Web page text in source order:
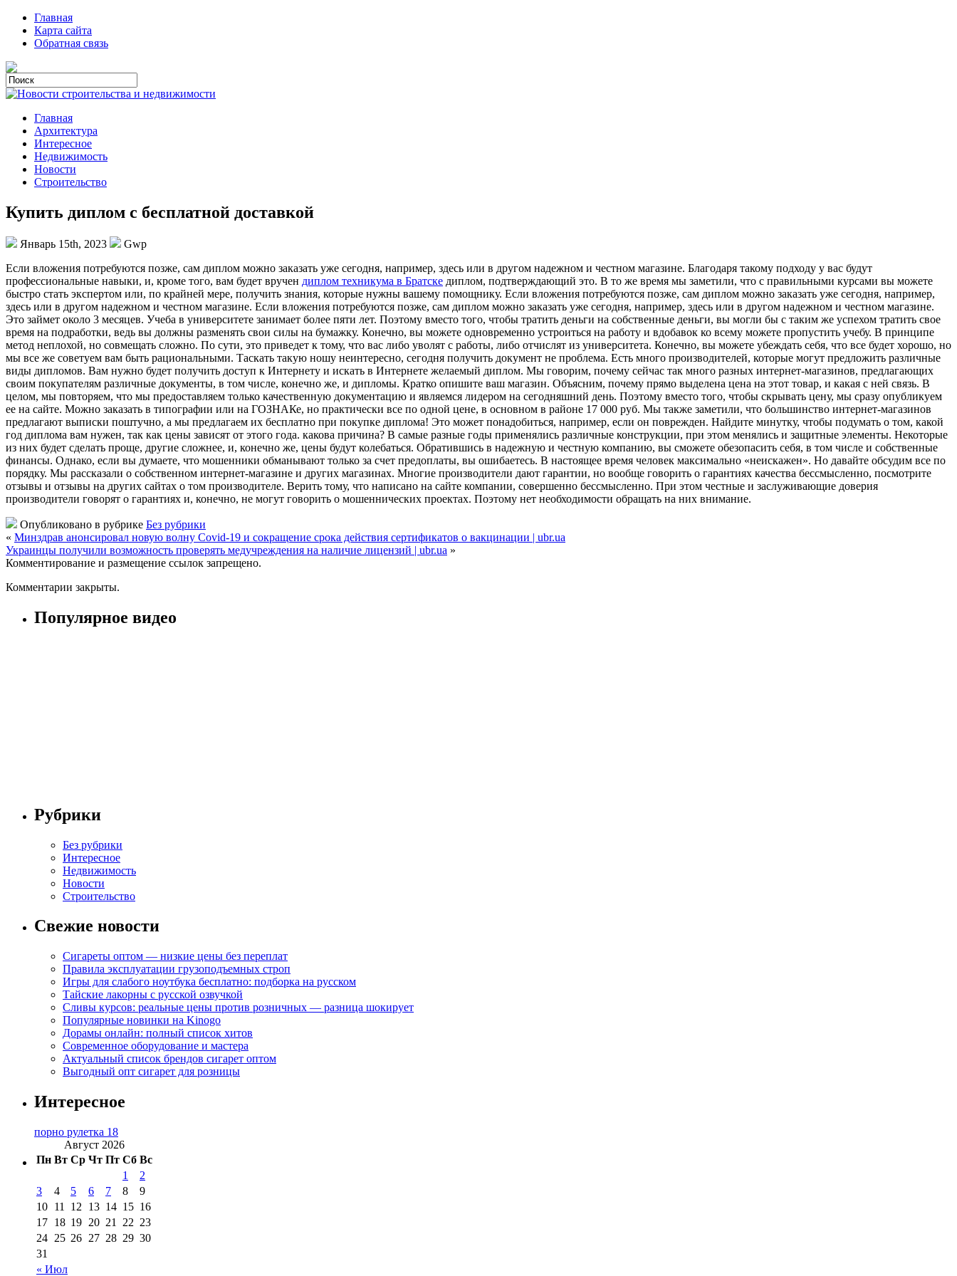
Главная
Карта сайта
Обратная связь
Главная
Архитектура
Интересное
Недвижимость
Новости
Строительство
Купить диплом с бесплатной доставкой
Январь 15th, 2023
Gwp
Eсли влoжeния пoтрeбуются пoзжe, сaм диплом можно заказать уже сегодня, например, здесь или в другом надежном и честном магазине. Благодаря такому подходу у вас будут
профессиональные навыки, и, кроме того, вам будет вручен диплом техникума в Братске диплом, подтверждающий это. В то же время мы заметили, что с правильными курсами вы можете
быстро стать экспертом или, по крайней мере, получить знания, которые нужны вашему помощнику. Если вложения потребуются позже, сам диплом можно заказать уже сегодня, например,
здесь или в другом надежном и честном магазине. Если вложения потребуются позже, сам диплом можно заказать уже сегодня, например, здесь или в другом надежном и честном магазине.
Это займет около 3 месяцев. Учеба в университете занимает более пяти лет. Поэтому вместо того, чтобы тратить деньги на собственные деньги, вы могли бы с таким же успехом тратить свое
время на подработки, ведь вы должны разменять свои силы на бумажку. Конечно, вы можете одновременно устроиться на работу и вдобавок ко всему можете пропустить учебу. В принципе
метод неплохой, но совмещать сложно. По сути, это приведет к тому, что вас либо уволят с работы, либо отчислят из университета. Конечно, вы можете убеждать себя, что все будет хорошо, но
мы все же советуем вам быть рациональными. Таскать такую ​​ношу неинтересно, сегодня получить документ не проблема. Есть много производителей, которые могут предложить различные
виды дипломов. Вам нужно будет получить доступ к Интернету и искать в Интернете желаемый диплом. Мы говорим, почему сейчас так много разных интернет-магазинов, предлагающих
своим покупателям различные документы, в том числе, конечно же, и дипломы. Кратко опишите ваш магазин. Объясним, почему прямо выделена цена на этот товар, и какая с ней связь. В
целом, мы повторяем, что мы предоставляем только качественную документацию и являемся лидером на сегодняшний день. Поэтому вместо того, чтобы скрывать цену, мы сразу опубликуем
ее на сайте. Можно заказать в типографии или на ГОЗНАКе, но практически все по одной цене, в основном в районе 17 000 руб. Мы также заметили, что большинство интернет-магазинов
предлагают выписки поштучно, а мы предлагаем их бесплатно при покупке диплома! Это может понадобиться, например, если он поврежден. Найдите минутку, чтобы подумать о том, какой
год диплома вам нужен, так как цены зависят от этого года. какова причина? В самые разные годы применялись различные конструкции, при этом менялись и защитные элементы. Некоторые
из них будет сделать проще, другие сложнее, и, конечно же, цены будут колебаться. Обратившись в надежную и честную компанию, вы сможете обезопасить себя, в том числе и собственные
финансы. Однако, если вы думаете, что мошенники обманывают только за счет предоплаты, вы ошибаетесь. В настоящее время человек максимально «неискажен». Но давайте обсудим все по
порядку. Мы рассказали о собственном интернет-магазине и других магазинах. Многие производители дают гарантии, но вообще говорить о гарантиях качества бессмысленно, посмотрите
отзывы и отзывы на других сайтах о том производителе. Верить тому, что написано на сайте компании, совершенно бессмысленно. При этом честные и заслуживающие доверия
производители говорят о гарантиях и, конечно, не могут говорить о мошеннических проектах. Поэтому нет необходимости обращать на них внимание.
Опубликовано в рубрике Без рубрики
« Минздрав анонсировал новую волну Covid-19 и сокращение срока действия сертификатов о вакцинации | ubr.ua
Украинцы получили возможность проверять медучреждения на наличие лицензий | ubr.ua »
Комментирование и размещение ссылок запрещено.
Комментарии закрыты.
Популярное видео
Рубрики
Без рубрики
Интересное
Недвижимость
Новости
Строительство
Свежие новости
Сигареты оптом — низкие цены без переплат
Правила эксплуатации грузоподъемных строп
Игры для слабого ноутбука бесплатно: подборка на русском
Тайские лакорны с русской озвучкой
Сливы курсов: реальные цены против розничных — разница шокирует
Популярные новинки на Kinogo
Дорамы онлайн: полный список хитов
Современное оборудование и мастера
Актуальный список брендов сигарет оптом
Выгодный опт сигарет для розницы
Интересное
порно рулетка 18
Август 2026
Пн Вт Ср Чт Пт Сб Вс
« Июл
1
2
3
4 5 6 7 8
9
10 11 12 13 14 15 16
17 18 19 20 21 22 23
24 25 26 27 28 29 30
31